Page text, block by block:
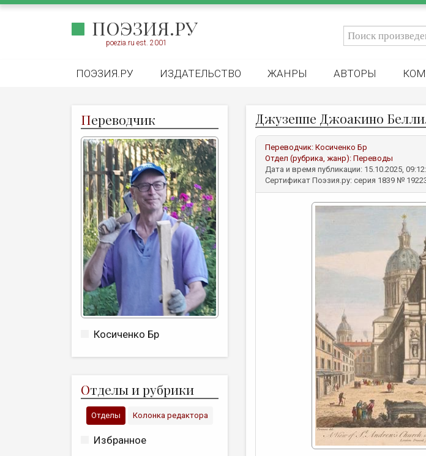
ПОЭЗИЯ.РУ
poezia.ru est. 2001
ПОЭЗИЯ.РУ ИЗДАТЕЛЬСТВО ЖАНРЫ АВТОРЫ
Переводчик
Косиченко Бр
Отделы и рубрики
Отделы Колонка редактора
Избранное
Джузеппе Джоакино
Переводчик: Косиченко Бр
Отдел (рубрика, жанр): Переводы
Дата и время публикации: 15.10.2025,
Сертификат Поэзия.ру: серия 1839 №